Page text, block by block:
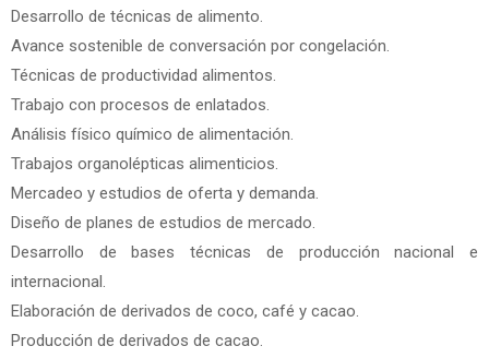
Desarrollo de técnicas de alimento.
Avance sostenible de conversación por congelación.
Técnicas de productividad alimentos.
Trabajo con procesos de enlatados.
Análisis físico químico de alimentación.
Trabajos organolépticas alimenticios.
Mercadeo y estudios de oferta y demanda.
Diseño de planes de estudios de mercado.
Desarrollo de bases técnicas de producción nacional e
internacional.
Elaboración de derivados de coco, café y cacao.
Producción de derivados de cacao.